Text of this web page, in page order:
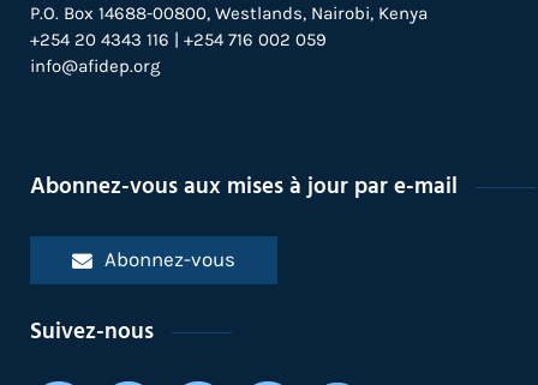
P.O. Box 14688-00800, Westlands, Nairobi, Kenya
+254 20 4343 116 | +254 716 002 059
info@afidep.org
Abonnez-vous aux mises à jour par e-mail
Abonnez-vous
Suivez-nous